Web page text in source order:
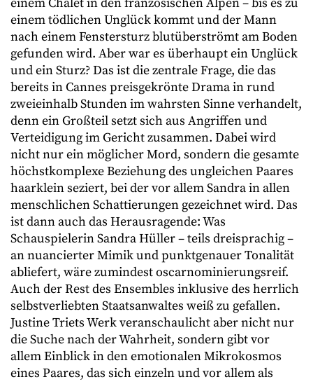
einem Chalet in den französischen Alpen – bis es zu
einem tödlichen Unglück kommt und der Mann
nach einem Fenstersturz blutüberströmt am Boden
gefunden wird. Aber war es überhaupt ein Unglück
und ein Sturz? Das ist die zentrale Frage, die das
bereits in Cannes preisgekrönte Drama in rund
zweieinhalb Stunden im wahrsten Sinne verhandelt,
denn ein Großteil setzt sich aus Angriffen und
Verteidigung im Gericht zusammen. Dabei wird
nicht nur ein möglicher Mord, sondern die gesamte
höchstkomplexe Beziehung des ungleichen Paares
haarklein seziert, bei der vor allem Sandra in allen
menschlichen Schattierungen gezeichnet wird. Das
ist dann auch das Herausragende: Was
Schauspielerin Sandra Hüller – teils dreisprachig –
an nuancierter Mimik und punktgenauer Tonalität
abliefert, wäre zumindest oscarnominierungsreif.
Auch der Rest des Ensembles inklusive des herrlich
selbstverliebten Staatsanwaltes weiß zu gefallen.
Justine Triets Werk veranschaulicht aber nicht nur
die Suche nach der Wahrheit, sondern gibt vor
allem Einblick in den emotionalen Mikrokosmos
eines Paares, das sich einzeln und vor allem als